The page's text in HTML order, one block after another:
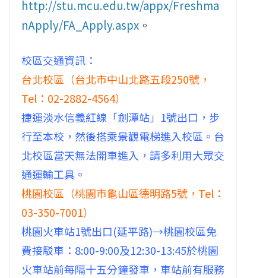
http://stu.mcu.edu.tw/appx/Freshma
nApply/FA_Apply.aspx 。
校區交通資訊：
台北校區（台北市中山北路五段250號，
Tel：02-2882-4564）
捷運淡水信義紅線「劍潭站」1號出口，步
行至本校，然後搭乘景觀電梯進入校區。台
北校區當天無法開車進入，請多利用大眾交
通運輸工具。
桃園校區（桃園市龜山區德明路5號，Tel：
03-350-7001）
桃園火車站1號出口(延平路)→桃園校區免
費接駁車：8:00-9:00及12:30-13:45於桃園
火車站前每隔十五分鐘發車，車站前有服務